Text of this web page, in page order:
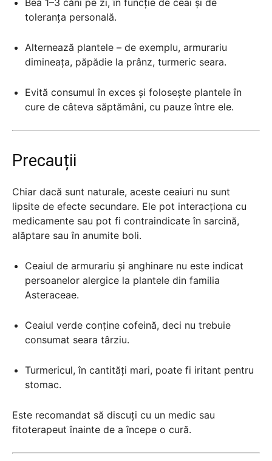
toleranța personală.
Alternează plantele – de exemplu, armurariu
dimineața, păpădie la prânz, turmeric seara.
Evită consumul în exces și folosește plantele în
cure de câteva săptămâni, cu pauze între ele.
Precauții
Chiar dacă sunt naturale, aceste ceaiuri nu sunt
lipsite de efecte secundare. Ele pot interacționa cu
medicamente sau pot fi contraindicate în sarcină,
alăptare sau în anumite boli.
Ceaiul de armurariu și anghinare nu este indicat
persoanelor alergice la plantele din familia
Asteraceae.
Ceaiul verde conține cofeină, deci nu trebuie
consumat seara târziu.
Turmericul, în cantități mari, poate fi iritant pentru
stomac.
Este recomandat să discuți cu un medic sau
fitoterapeut înainte de a începe o cură.